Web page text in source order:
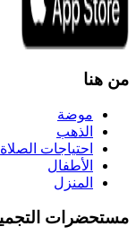
من هنا
موضة
الذهب
احتياجات الصلاة
الأطفال
المنزل
مستحضرات